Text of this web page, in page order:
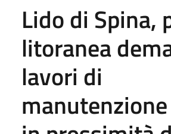
Lido di Spina,
litoranea
lavori di